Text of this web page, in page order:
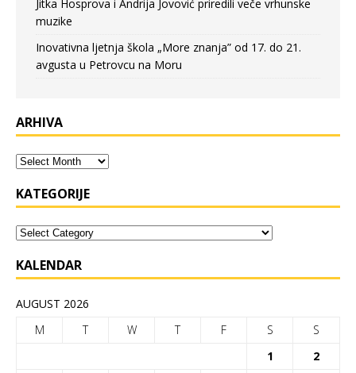
Jitka Hosprova i Andrija Jovović priredili veče vrhunske
muzike
Inovativna ljetnja škola „More znanja” od 17. do 21.
avgusta u Petrovcu na Moru
ARHIVA
KATEGORIJE
KALENDAR
AUGUST 2026
M
T W T F S
S
1
2